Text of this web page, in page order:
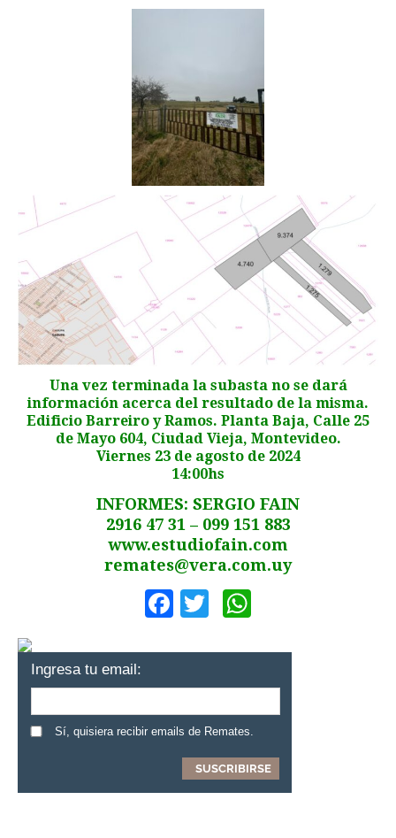
Una vez terminada la subasta no se dará
información acerca del resultado de la misma.
Edificio Barreiro y Ramos. Planta Baja, Calle 25
de Mayo 604, Ciudad Vieja, Montevideo.
Viernes 23 de agosto de 2024
14:00hs
INFORMES: SERGIO FAIN
2916 47 31 – 099 151 883
www.estudiofain.com
remates@vera.com.uy
Facebook
Twitter
Ingresa tu email:
Sí, quisiera recibir emails de Remates.